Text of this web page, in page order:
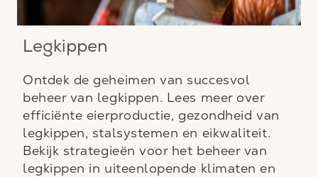
Legkippen
Ontdek de geheimen van succesvol
beheer van legkippen. Lees meer over
efficiënte eierproductie, gezondheid van
legkippen, stalsystemen en eikwaliteit.
Bekijk strategieën voor het beheer van
legkippen in uiteenlopende klimaten en